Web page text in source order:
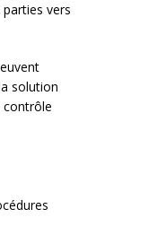
parties vers
solution
contrôle